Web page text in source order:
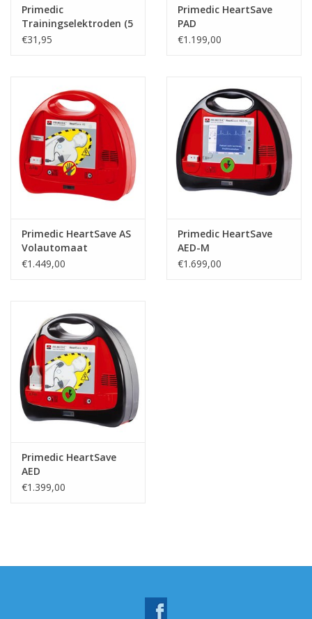
Primedic
Trainingselektroden (5
paar)
€31,95
Primedic HeartSave
PAD
€1.199,00
Primedic HeartSave AS
Volautomaat
€1.449,00
Primedic HeartSave
AED-M
€1.699,00
Primedic HeartSave
AED
€1.399,00